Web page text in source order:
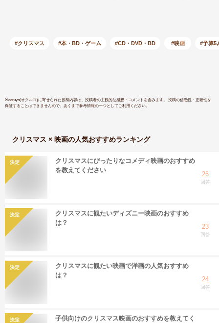
#クリスマス #本・BD・ゲーム #CD・DVD・BD #映画 #予算
※ocruyo(オクルヨ)に寄せられた投稿内容は、投稿者の主観的な感想・コメントを含みます。 投稿の信憑性・正確性を
保証することはできませんので、あくまで参考情報の一つとしてご利用ください。
クリスマス × 映画の人気おすすめランキング
決定
クリスマスにぴったりなコメディ映画のおすすめ
を教えてください
26
回答
決定
クリスマスに観たいディズニー映画のおすすめ
は？
23
回答
決定
クリスマスに観たい映画で洋画の人気おすすめ
は？
24
回答
決定
子供向けのクリスマス映画のおすすめを教えてく